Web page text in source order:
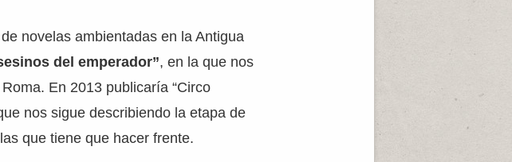
novelas ambientadas en la Antigua
del emperador”, en la que nos
En 2013 publicaría “Circo
nos sigue describiendo la etapa de
que tiene que hacer frente.